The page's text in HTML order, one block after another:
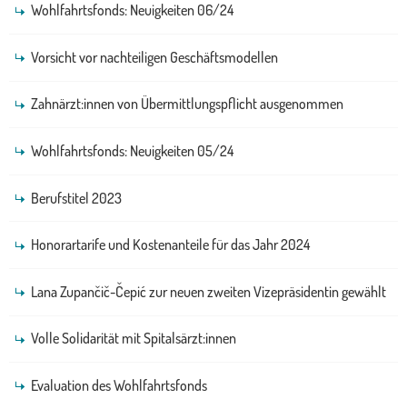
Wohlfahrtsfonds: Neuigkeiten 06/24
Vorsicht vor nachteiligen Geschäftsmodellen
Zahnärzt:innen von Übermittlungspflicht ausgenommen
Wohlfahrtsfonds: Neuigkeiten 05/24
Berufstitel 2023
Honorartarife und Kostenanteile für das Jahr 2024
Lana Zupančič-Čepić zur neuen zweiten Vizepräsidentin gewählt
Volle Solidarität mit Spitalsärzt:innen
Evaluation des Wohlfahrtsfonds